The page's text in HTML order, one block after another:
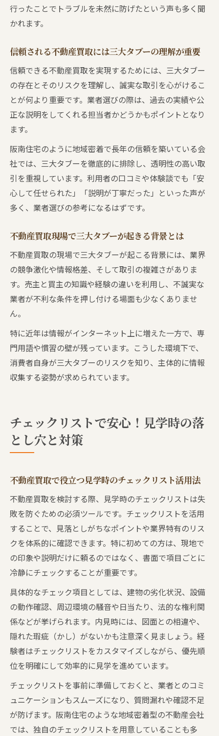
行ったことでトラブルを未然に防げたという声も多く聞
かれます。
信頼される不動産買取には三大タブーの理解が重要
信頼できる不動産買取を実現するためには、三大タブー
の存在とそのリスクを理解し、誠実な取引を心がけるこ
とが何より重要です。業者選びの際は、過去の実績や公
正な説明をしてくれる担当者かどうかもポイントとなり
ます。
阪南住宅のように地域密着で長年の信頼を築いている会
社では、三大タブーを徹底的に排除し、透明性の高い取
引を重視しています。利用者の口コミや体験談でも「安
心して任せられた」「説明が丁寧だった」といった声が
多く、業者選びの参考になるはずです。
不動産買取現場で三大タブーが起きる背景とは
不動産買取の現場で三大タブーが起こる背景には、業界
の競争激化や情報格差、そして取引の複雑さがありま
す。売主と買主の知識や経験の違いを利用し、不誠実な
業者が不利な条件を押し付ける場面も少なくありませ
ん。
特に近年は情報がインターネット上に増えた一方で、専
門用語や慣習の壁が残っています。こうした環境下で、
消費者自身が三大タブーのリスクを知り、主体的に情報
収集する姿勢が求められています。
チェックリストで安心！見学時の落
とし穴と対策
不動産買取で役立つ見学時のチェックリスト活用法
不動産買取を検討する際、見学時のチェックリストは失
敗を防ぐための必須ツールです。チェックリストを活用
することで、見落としがちなポイントや業界特有のリス
クを体系的に確認できます。特に初めての方は、現地で
の印象や説明だけに頼るのではなく、書面で項目ごとに
冷静にチェックすることが重要です。
具体的なチェック項目としては、建物の劣化状況、設備
の動作確認、周辺環境の騒音や日当たり、法的な権利関
係などが挙げられます。内見時には、図面との相違や、
隠れた瑕疵（かし）がないかも注意深く見ましょう。経
験者はチェックリストをカスタマイズしながら、優先順
位を明確にして効率的に見学を進めています。
チェックリストを事前に準備しておくと、業者とのコミ
ュニケーションもスムーズになり、質問漏れや確認不足
が防げます。阪南住宅のような地域密着型の不動産会社
では、独自のチェックリストを用意していることも多